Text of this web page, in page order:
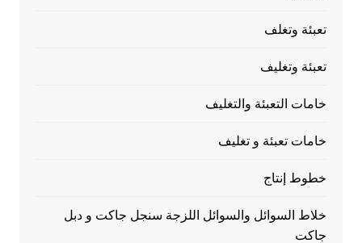
تعبئة وتغلف
تعبئة وتغليف
خامات التعبئة والتغليف
خامات تعبئة و تغليف
خطوط إنتاج
خلاط السوائل والسوائل اللزجة سنجل جاكت و دبل
جاكت